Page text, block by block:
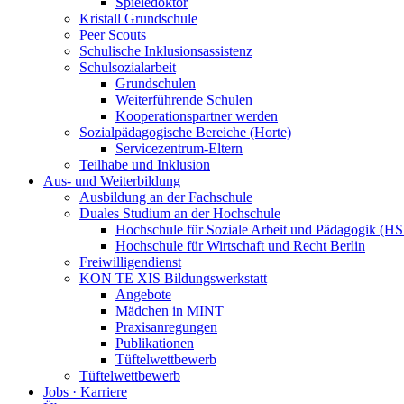
Kristall Grundschule
Peer Scouts
Schulische Inklusionsassistenz
Schulsozialarbeit
Grundschulen
Weiterführende Schulen
Kooperationspartner werden
Sozialpädagogische Bereiche (Horte)
Servicezentrum-Eltern
Teilhabe und Inklusion
Aus- und Weiterbildung
Ausbildung an der Fachschule
Duales Studium an der Hochschule
Hochschule für Soziale Arbeit und Pädagogik
Hochschule für Wirtschaft und Recht Berlin
Freiwilligendienst
KON TE XIS Bildungswerkstatt
Angebote
Mädchen in MINT
Praxisanregungen
Publikationen
Tüftelwettbewerb
Tüftelwettbewerb
Jobs · Karriere